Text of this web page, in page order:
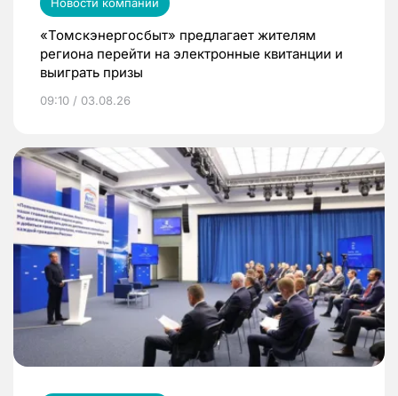
«Томскэнергосбыт» предлагает жителям
региона перейти на электронные квитанции и
выиграть призы
09:10 / 03.08.26